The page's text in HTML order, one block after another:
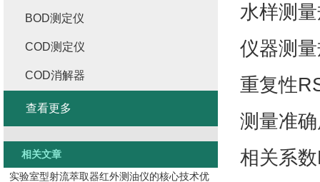
水样测
仪器测
重复性
测量准
相关系
BOD测定仪
COD测定仪
COD消解器
查看更多
相关文章
实验室型射流萃取器红外测油仪的核心技术优